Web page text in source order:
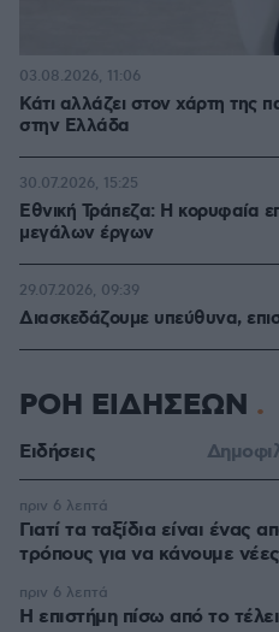
Κάτι αλλάζει στον χάρτη της
στην Ελλάδα
03.08.2026, 11:06
Εθνική Τράπεζα: Η κορυφαία
μεγάλων έργων
30.07.2026, 15:25
Διασκεδάζουμε υπεύθυνα,
29.07.2026, 09:39
ΡΟΗ ΕΙΔΗΣΕΩΝ
Ειδήσεις
Γιατί τα ταξίδια είναι ένας
τρόπους για να κάνουμε
πριν 6 λεπτά
Η επιστήμη πίσω από το
πριν 6 λεπτά